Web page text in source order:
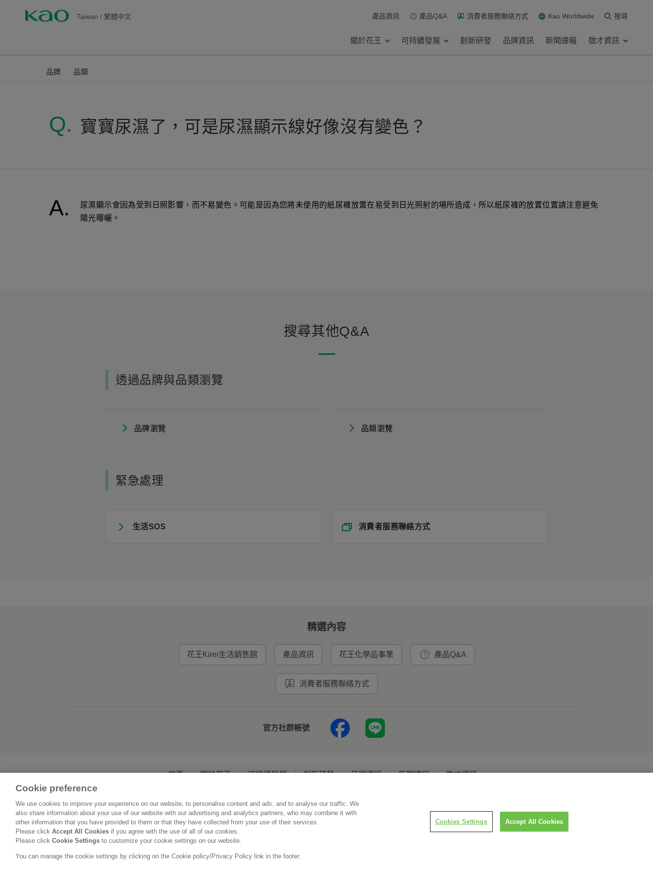
Taiwan / 繁體中文 產品資訊 產品Q&A 消費者服務聯絡方式 Kao Worldwide 搜尋
關於花王 可持續發展 創新研發 品牌資訊 新聞速報 徵才資訊
品牌 品類
寶寶尿濕了，可是尿濕顯示線好像沒有變色？
尿濕顯示會因為受到日照影響，而不易變色。可能是因為您將未使用的紙尿褲放置在易受到日光照射的場所造成，所以紙尿褲的放置位置請注意避免
陽光曝曬。
搜尋其他Q&A
透過品牌與品類瀏覽
品牌瀏覽 品類瀏覽
緊急處理
生活SOS 消費者服務聯絡方式
精選內容
花王Kirei生活銷售館 產品資訊 花王化學品事業 產品Q&A
消費者服務聯絡方式
官方社群帳號
首頁 關於花王 可持續發展 創新研發 品牌資訊 新聞速報 徵才資訊
使用規範 隱私保護 Social Media Policy
Copyright © Kao (Taiwan) Corporation. All rights reserved.
Cookie preference
We use cookies to improve your experience on our website, to personalise content and ads, and to analyse our traffic. We
also share information about your use of our website with our advertising and analytics partners, who may combine it with
other information that you have provided to them or that they have collected from your use of their services.
Please click Accept All Cookies if you agree with the use of all of our cookies.
Please click Cookie Settings to customize your cookie settings on our website.
You can manage the cookie settings by clicking on the Cookie policy/Privacy Policy link in the footer.
Cookies Settings Accept All Cookies